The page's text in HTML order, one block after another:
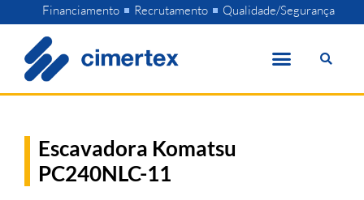
to
content
Financiamento Recrutamento Qualidade/Segurança
Escavadora Komatsu
PC240NLC-11